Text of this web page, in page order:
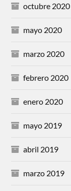
octubre 2020
mayo 2020
marzo 2020
febrero 2020
enero 2020
mayo 2019
abril 2019
marzo 2019